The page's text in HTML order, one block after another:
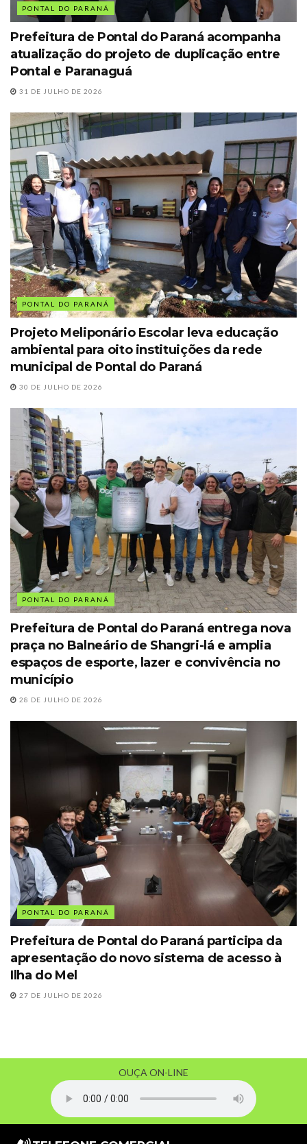
PONTAL DO PARANÁ
Prefeitura de Pontal do Paraná acompanha
atualização do projeto de duplicação entre
Pontal e Paranaguá
31 DE JULHO DE 2026
PONTAL DO PARANÁ
Projeto Meliponário Escolar leva educação
ambiental para oito instituições da rede
municipal de Pontal do Paraná
30 DE JULHO DE 2026
PONTAL DO PARANÁ
Prefeitura de Pontal do Paraná entrega nova
praça no Balneário de Shangri-lá e amplia
espaços de esporte, lazer e convivência no
município
28 DE JULHO DE 2026
PONTAL DO PARANÁ
Prefeitura de Pontal do Paraná participa da
apresentação do novo sistema de acesso à
Ilha do Mel
27 DE JULHO DE 2026
OUÇA ON-LINE